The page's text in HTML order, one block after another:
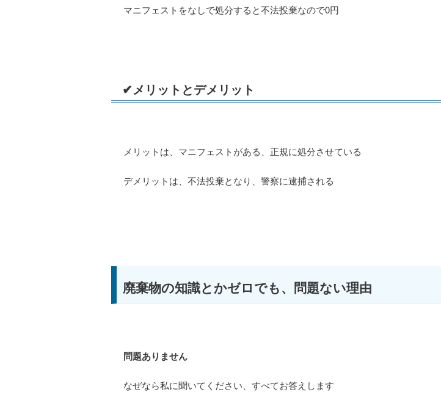
マニフェストをなしで処分すると不法投棄なので0円
✔メリットとデメリット
メリットは、マニフェストがある、正規に処分させている
デメリットは、不法投棄となり、警察に逮捕される
廃棄物の知識とかゼロでも、問題ない理由
問題ありません
なぜなら私に聞いてください、すべてお答えします